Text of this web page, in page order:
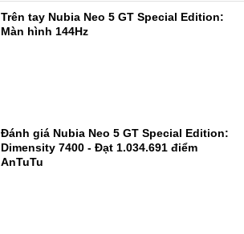
Trên tay Nubia Neo 5 GT Special Edition:
Màn hình 144Hz
Đánh giá Nubia Neo 5 GT Special Edition:
Dimensity 7400 - Đạt 1.034.691 điểm
AnTuTu